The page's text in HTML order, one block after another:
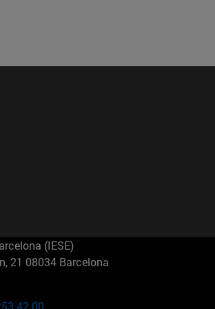
(IESE)
21 08034 Barcelona
42 00